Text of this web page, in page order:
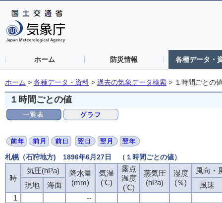
ホーム 防災情報 各種データ・
ホーム > 各種データ・資料 > 過去の気象データ検索 > １時間ごとの
１時間ごとの値
札幌（石狩地方) 1896年6月27日 （１時間ごとの値）
時
気圧(hPa)
降水量
(mm)
気温
(℃)
露点
温度
(℃)
蒸気圧
(hPa)
湿度
(％)
風向・
現地
海面
風速
1
--